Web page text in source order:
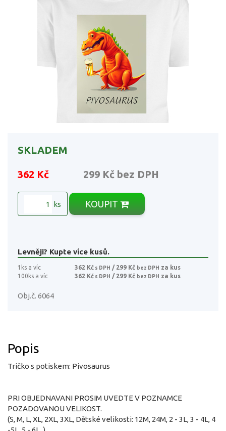
SKLADEM
362 Kč 299 Kč bez DPH
ks KOUPIT
Levněji? Kupte více kusů.
1ks a víc 362 Kč s DPH / 299 Kč bez DPH za kus
100ks a víc
362 Kč s DPH / 299 Kč bez DPH za kus
Obj.č. 6064
Popis
Tričko s potiskem: Pivosaurus
PRI OBJEDNAVANI PROSIM UVEDTE V POZNAMCE
POZADOVANOU VELIKOST.
(S, M, L, XL, 2XL, 3XL, Dětské velikosti: 12M, 24M, 2 - 3L, 3 - 4L, 4